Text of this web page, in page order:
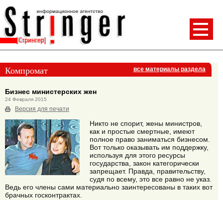
Компромат все материалы раздела
Бизнес министерских жен
24 Февраля 2015
Версия для печати
Никто не спорит, жены министров,
как и простые смертные, имеют
полное право заниматься бизнесом.
Вот только оказывать им поддержку,
используя для этого ресурсы
государства, закон категорически
запрещает. Правда, правительству,
судя по всему, это все равно не указ.
Ведь его члены сами материально заинтересованы в таких вот
брачных госконтрактах.